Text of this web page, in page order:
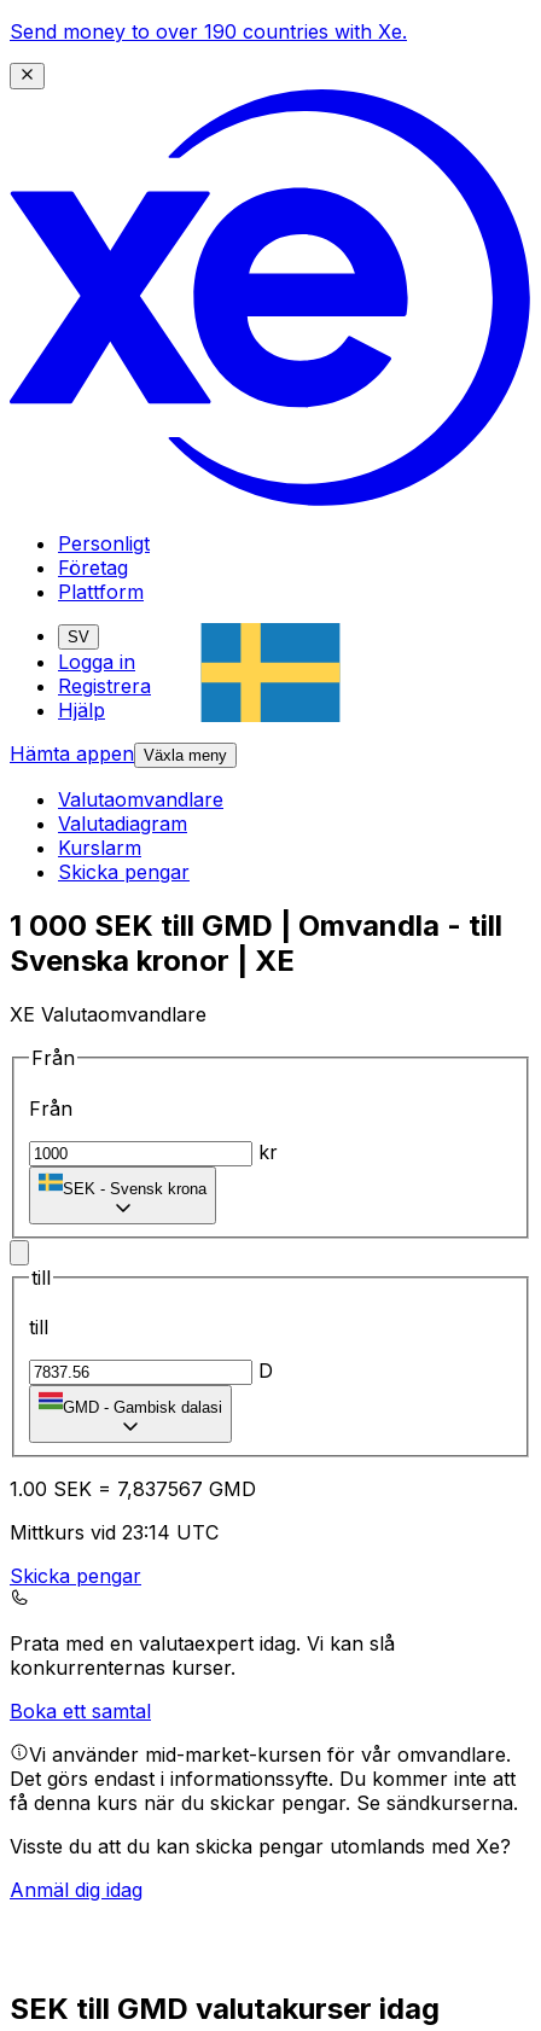
Send money to over 190 countries with Xe.
Personligt
Företag
Plattform
SV
Logga in
Registrera
Hjälp
Hämta appen Växla meny
Valutaomvandlare
Valutadiagram
Kurslarm
Skicka pengar
1 000 SEK till GMD | Omvandla - till
Svenska kronor | XE
XE Valutaomvandlare
Från
Från
kr
SEK - Svensk krona
till
till
D
GMD - Gambisk dalasi
1.00 SEK = 7,837567 GMD
Mittkurs vid 23:14 UTC
Skicka pengar
Prata med en valutaexpert idag. Vi kan slå
konkurrenternas kurser.
Boka ett samtal
Vi använder mid-market-kursen för vår omvandlare.
Det görs endast i informationssyfte. Du kommer inte att
få denna kurs när du skickar pengar. Se sändkurserna.
Visste du att du kan skicka pengar utomlands med Xe?
Anmäl dig idag
SEK till GMD valutakurser idag